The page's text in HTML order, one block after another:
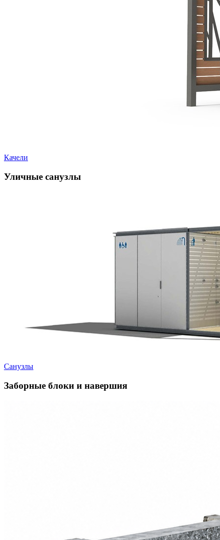
Качели
Уличные санузлы
Санузлы
Заборные блоки и навершия